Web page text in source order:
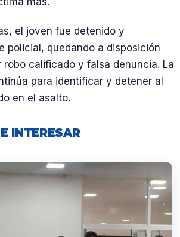
el joven fue detenido y
policial, quedando a disposición
robo calificado y falsa denuncia. La
para identificar y detener al
en el asalto.
INTERESAR